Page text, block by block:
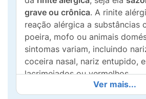
grave ou crônica. A rinite
reação alérgica a substâncias
poeira, mofo ou animais
sintomas variam, incluindo
coceira nasal, nariz entupido,
lacrimejados ou vermelhos.
Como funciona o Dymista
Ver mais...